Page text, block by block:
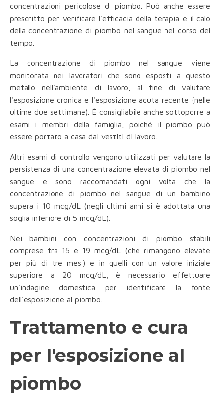
concentrazioni pericolose di piombo. Può anche essere
prescritto per verificare l'efficacia della terapia e il calo
della concentrazione di piombo nel sangue nel corso del
tempo.
La concentrazione di piombo nel sangue viene
monitorata nei lavoratori che sono esposti a questo
metallo nell'ambiente di lavoro, al fine di valutare
l'esposizione cronica e l'esposizione acuta recente (nelle
ultime due settimane). È consigliabile anche sottoporre a
esami i membri della famiglia, poiché il piombo può
essere portato a casa dai vestiti di lavoro.
Altri esami di controllo vengono utilizzati per valutare la
persistenza di una concentrazione elevata di piombo nel
sangue e sono raccomandati ogni volta che la
concentrazione di piombo nel sangue di un bambino
supera i 10 mcg/dL (negli ultimi anni si è adottata una
soglia inferiore di 5 mcg/dL).
Nei bambini con concentrazioni di piombo stabili
comprese tra 15 e 19 mcg/dL (che rimangono elevate
per più di tre mesi) e in quelli con un valore iniziale
superiore a 20 mcg/dL, è necessario effettuare
un'indagine domestica per identificare la fonte
dell'esposizione al piombo.
Trattamento e cura
per l'esposizione al
piombo